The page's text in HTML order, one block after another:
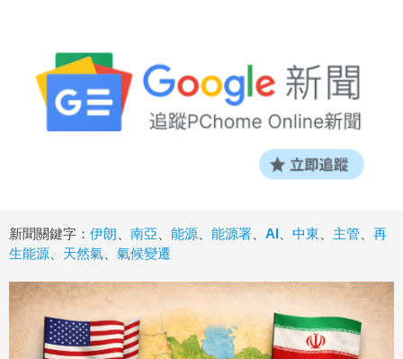
新聞關鍵字： 伊朗 南亞 能源 能源署 AI 中東 主管
再
生能源
天然氣 氣候變遷